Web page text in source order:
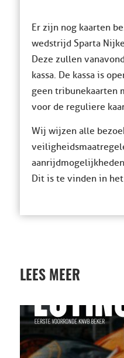
Er zijn nog kaarten
wedstrijd Sparta
Deze zullen
kassa. De kassa is
geen tribunekaarten
voor de reguliere
Wij wijzen alle
Dit is te vinden in het
LEES MEER